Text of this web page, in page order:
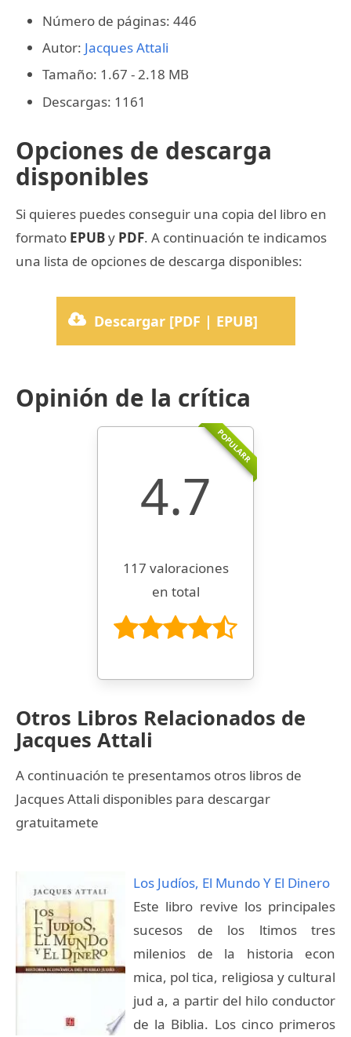
Número de páginas: 446
Autor: Jacques Attali
Tamaño: 1.67 - 2.18 MB
Descargas: 1161
Opciones de descarga
disponibles
Si quieres puedes conseguir una copia del libro en
formato EPUBy PDF. A continuación te indicamos
una lista de opciones de descarga disponibles:
Descargar [PDF | EPUB]
Opinión de la crítica
POPULARR
4.7
117 valoraciones
en total
Otros Libros Relacionados de
Jacques Attali
A continuación te presentamos otros libros de
Jacques Attali disponibles para descargar
gratuitamete
Los Judíos, El Mundo Y El Dinero
Este libro revive los principales
sucesos de los ltimos tres
milenios de la historia econ
mica, pol tica, religiosa y cultural
jud a, a partir del hilo conductor
de la Biblia. Los cinco primeros